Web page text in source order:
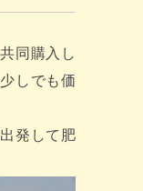
同購入し
しでも価
発して肥